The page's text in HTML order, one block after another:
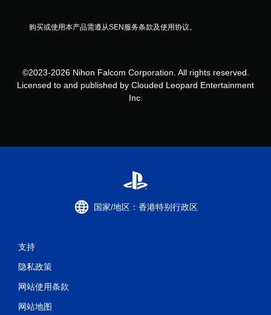
购买或使用本产品需遵从SEN服务条款及使用协议。
©2023-2026 Nihon Falcom Corporation. All rights reserved.
Licensed to and published by Clouded Leopard Entertainment
Inc.
国家/地区：香港特别行政区
支持
隐私政策
网站使用条款
网站地图